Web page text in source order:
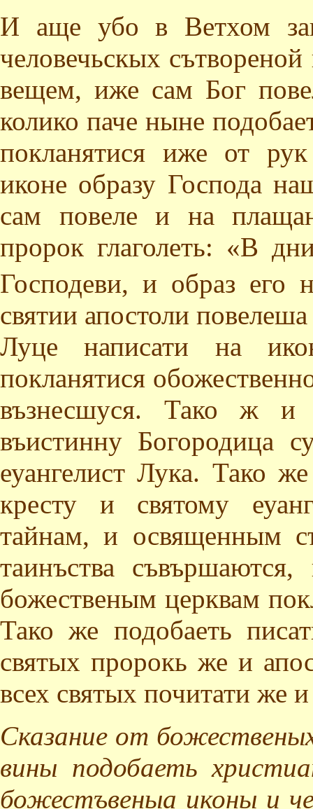
И аще убо в Ветхом
человечьскых
вещем, иже сам Бог
колико паче ныне
покланятися иже от
иконе образу Господа
сам повеле и на
пророк глаголеть: «В
Господеви, и образ его
святии апостоли
Луце написати на
покланятися
възнесшуся. Тако ж и
въистинну Богородица
еуангелист Лука. Тако
кресту и святому
тайнам, и освященным
таинъства
божественым церквам
Тако же подобаеть
святых пророкь же и
всех святых почитати же
Сказание от
вины подобаеть
божестъвеныа иконы и